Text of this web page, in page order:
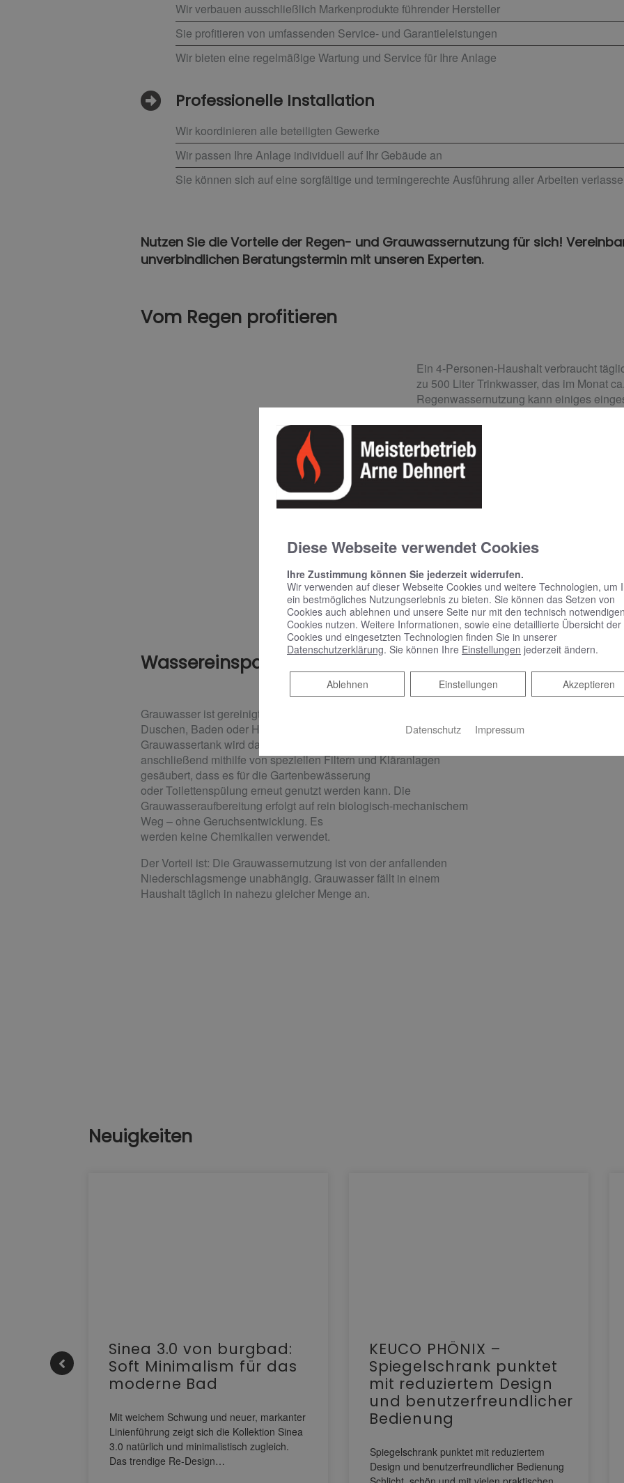
Wir verbauen ausschließlich Markenprodukte führender Hersteller
Sie profitieren von umfassenden Service- und Garantieleistungen
Wir bieten eine regelmäßige Wartung und Service für Ihre Anlage
Professionelle Installation
Wir koordinieren alle beteiligten Gewerke
Wir passen Ihre Anlage individuell auf Ihr Gebäude an
Sie können sich auf eine sorgfältige und termingerechte Ausführung aller Arbeiten
Nutzen Sie die Vorteile der Regen- und Grauwassernutzung für sich!
unverbindlichen Beratungstermin mit unseren Experten.
Vom Regen profitieren
Ein 4-Personen-Haushalt verbraucht
zu 500 Liter Trinkwasser, das im Monat
Regenwassernutzung kann einiges
wird das aus den Dachrinnen gespeiste
gespeichert und bei Bedarf entnommen.
Da Regen kalkarm und sehr weich ist,
Regenwassernutzungsanlage
Wassereinsparung durch die Nutzung von Grauwasser
Grauwasser ist gereinigtes Schmutzwasser, das z. B. beim
Duschen, Baden oder Händewaschen anfällt. In einem
Grauwassertank wird das Schmutzwasser gesammelt,
anschließend mithilfe von speziellen Filtern und Kläranlagen
gesäubert, dass es für die Gartenbewässerung
oder Toilettenspülung erneut genutzt werden kann. Die
Grauwasseraufbereitung erfolgt auf rein biologisch-mechanischem
Weg – ohne Geruchsentwicklung. Es
werden keine Chemikalien verwendet.
Der Vorteil ist: Die Grauwassernutzung ist von der anfallenden
Niederschlagsmenge unabhängig. Grauwasser fällt in einem
Haushalt täglich in nahezu gleicher Menge an.
Neuigkeiten
Sinea 3.0 von burgbad:
Soft Minimalism für das
moderne Bad
Mit weichem Schwung und neuer, markanter
Linienführung zeigt sich die Kollektion Sinea
3.0 natürlich und minimalistisch zugleich.
Das trendige Re-Design…
KEUCO PHÖNIX –
Spiegelschrank punktet
mit reduziertem Design
und benutzerfreundlicher
Bedienung
Spiegelschrank punktet mit reduziertem
Design und benutzerfreundlicher Bedienung
Diese Webseite verwendet Cookies
Ihre Zustimmung können Sie jederzeit widerrufen.
Wir verwenden auf dieser Webseite Cookies und weitere Technologien, um
ein bestmögliches Nutzungserlebnis zu bieten. Sie können das Setzen von
Cookies auch ablehnen und unsere Seite nur mit den technisch
Cookies nutzen. Weitere Informationen, sowie eine detaillierte Übersicht der
Cookies und eingesetzten Technologien finden Sie in unserer
Datenschutzerklärung. Sie können Ihre Einstellungen jederzeit ändern.
Akzeptieren
Einstellungen
Ablehnen
Ablehnen
Datenschutz Impressum